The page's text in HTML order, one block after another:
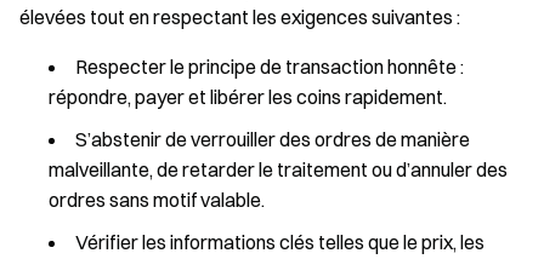
élevées tout en respectant les exigences suivantes :
Respecter le principe de transaction honnête :
répondre, payer et libérer les coins rapidement.
S’abstenir de verrouiller des ordres de manière
malveillante, de retarder le traitement ou d’annuler des
ordres sans motif valable.
Vérifier les informations clés telles que le prix, les